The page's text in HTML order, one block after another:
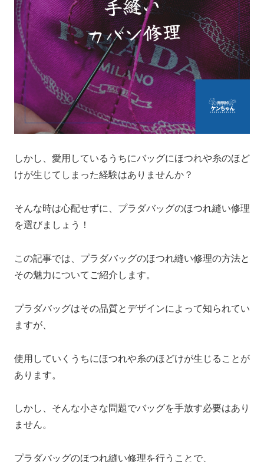
しかし、愛用しているうちにバッグにほつれや糸のほど
けが生じてしまった経験はありませんか？
そんな時は心配せずに、プラダバッグのほつれ縫い修理
を選びましょう！
この記事では、プラダバッグのほつれ縫い修理の方法と
その魅力についてご紹介します。
プラダバッグはその品質とデザインによって知られてい
ますが、
使用していくうちにほつれや糸のほどけが生じることが
あります。
しかし、そんな小さな問題でバッグを手放す必要はあり
ません。
プラダバッグのほつれ縫い修理を行うことで、